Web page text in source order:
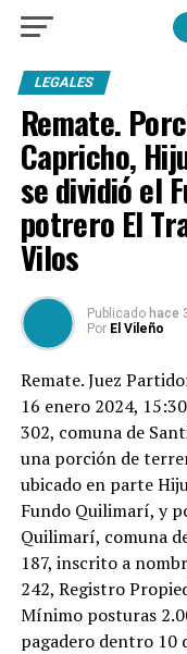
LEGALES
Remate.
Capricho,
se dividió el
potrero El
Vilos
Publicado hace
Por El Vileño
Remate. Juez
16 enero 2024,
302, comuna de
una porción de
ubicado en parte
Fundo Quilimarí, y
Quilimarí, comuna
187, inscrito a
242, Registro
Mínimo posturas
pagadero dentro 10